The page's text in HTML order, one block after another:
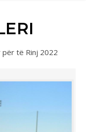
për të Rinj 2022